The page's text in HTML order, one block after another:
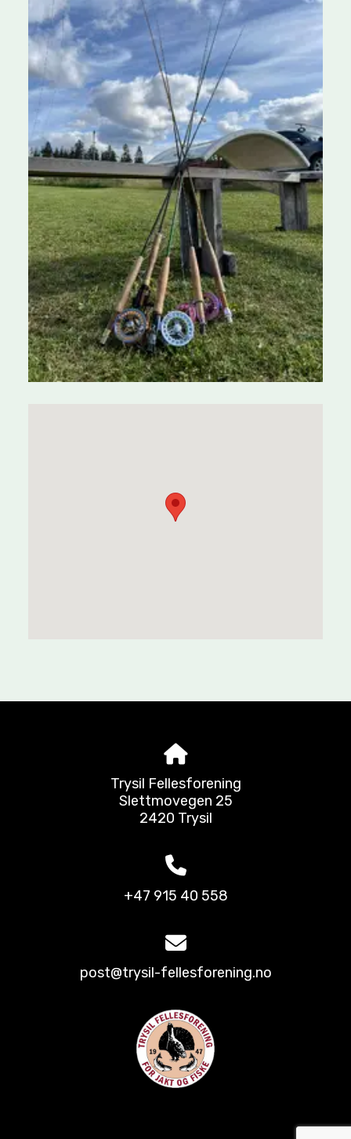
Trysil Fellesforening
Slettmovegen 25
2420 Trysil
+47 915 40 558
post@trysil-fellesforening.no